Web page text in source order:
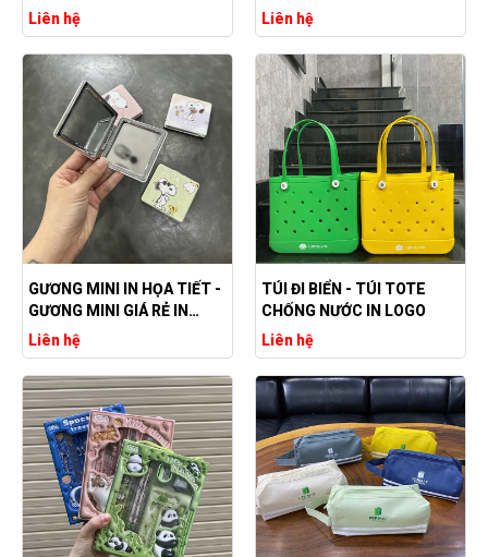
CẦU
Liên hệ
Liên hệ
GƯƠNG MINI IN HỌA TIẾT -
GƯƠNG MINI GIÁ RẺ IN
LOGO THEO YÊU CẦU
Liên hệ
TÚI ĐI BIỂN - TÚI TOTE
CHỐNG NƯỚC IN LOGO
Liên hệ